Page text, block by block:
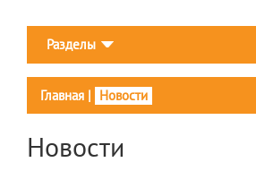
Разделы
Главная | Новости
Новости